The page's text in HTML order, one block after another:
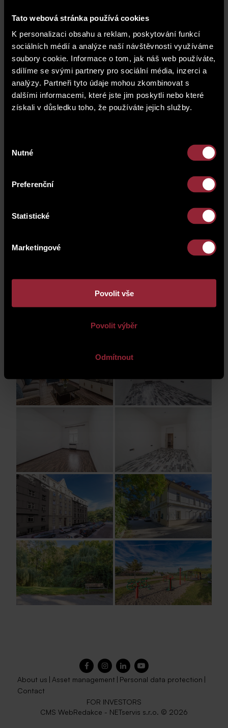
Tato webová stránka používá cookies
K personalizaci obsahu a reklam, poskytování funkcí
sociálních médií a analýze naší návštěvnosti využíváme
soubory cookie. Informace o tom, jak náš web používáte,
sdílíme se svými partnery pro sociální média, inzerci a
analýzy. Partneři tyto údaje mohou zkombinovat s
dalšími informacemi, které jste jim poskytli nebo které
získali v důsledku toho, že používáte jejich služby.
souhlasu
Nutné
Preferenční
Statistické
Marketingové
Povolit vše
Povolit výběr
Odmítnout
VAT exclusive
0 CZK
final price
0 CZK
add to the
catalogue
A4.2
Download list of catalogues (PDF)
terrace
Photo gallery
About us | Asset management | Personal data protection |
Contact
FOR INVESTORS
CMS WebRedakce - NETservis s.r.o. © 2026